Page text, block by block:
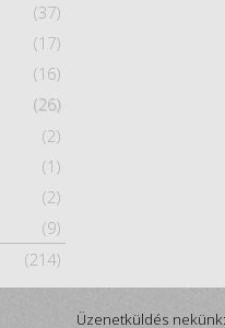
(37)
(17)
(16)
(26)
(2)
(1)
(2)
(9)
(214)
Üzenetküldés nekünk: